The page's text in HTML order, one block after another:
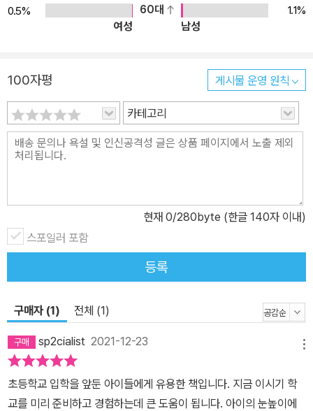
습니다. ‘초등학생이 되었어요’는 입학식 날의 학교 모습과 설렘과 낯
섦을 경험하는 훈이의 모습을 담았습니다. ‘나는 선생님이 두 분이에
초등학교 생활을 미리 살펴볼 수 있도록 하였습니다. ‘ 다양한 친구들
이 있어서 좋아요’는 훈이의 자기소개 모습과 다양한 훈이의 친구들
의 모습을 보면서 나와 친구들의 모습을 떠올려보도록 하였습니다.
훈이의 이야기를 읽고 내가 주인공이 되어 입학 준비를 할 수 있도록
나만의 책 만들기, 우리반 시간표 꾸미기, 나의 강점 찾고 소개하기,
입학 축하 파티를 위한 가랜더 만들기, 친구 책 만들기 등의 활동을 할
는 어른이 아이와 나누면 좋은 대화와 활동에 대한 짤막한 글과 자녀
의 입학을 앞둔 부모님들이 평소 궁금해하시는 사항을 Q&A로 다루
었습니다. 초등학교 입학을 앞둔 어린이들이 이 책의 주인공 훈이와
함께 설레고 재미있는 입학 준비를 하면 좋겠습니다. 이 책은 20여
년간 초등학교 특수학급에서 근무한 선생님표 사회 상황 이야기입니
다. 사회 상황 이야기는 사회적 상황을 해석하고 이해하는 데 도움을
줄 수 있는 짧은 이야기를 말합니다. 특히 발달장애 아동들은 예측하
지 못한 낯선 상황에서 불안감을 느끼는 경우가 많습니다. 이 책을 통
해 아동들과 그림을 함께 보며 다가올 상황을 예측하고 준비해 보세
요. 유치원보다 훨씬 커다란 학교의 모습을 미리 상상해 보고, 입학식
예행연습을 하며 낯설고 두려운 마음을 떨쳐 버리길 바랍니다. 선생
0.5%
60대
1.1%
여성
남성
100자평 게시물 운영 원칙
카테고리
현재 0/280byte (한글 140자 이내)
스포일러 포함
등록
구매자 (1) 전체 (1)
sp2cialist 2021-12-23
초등학교 입학을 앞둔 아이들에게 유용한 책입니다. 지금 이시기 학
교를 미리 준비하고 경험하는데 큰 도움이 됩니다. 아이의 눈높이에